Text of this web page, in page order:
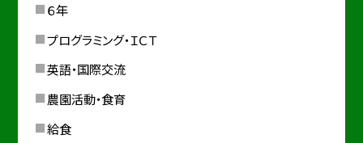
６年
プログラミング・ＩＣＴ
英語・国際交流
農園活動・食育
給食